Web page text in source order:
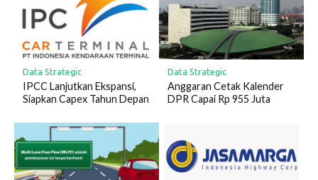
Data Strategic
IPCC Lanjutkan Ekspansi,
Siapkan Capex Tahun Depan
Data Strategic
Anggaran Cetak Kalender
DPR Capai Rp 955 Juta